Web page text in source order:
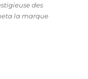
des
la marque